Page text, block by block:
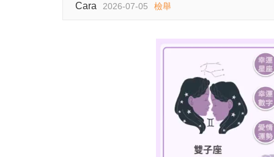
Cara 2026-07-05 檢舉